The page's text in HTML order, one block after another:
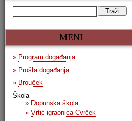
MENI
» Program događanja
» Prošla događanja
» Brouček
Škola
» Dopunska škola
» Vrtić igraonica Cvrček